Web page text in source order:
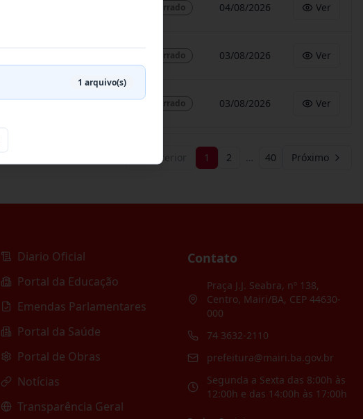
Encerrado 04/08/2026 Ver
Encerrado 03/08/2026 Ver
Encerrado 03/08/2026 Ver
Anterior 1 2 … 40 Próximo
Diario Oficial
Portal da Educação
Emendas Parlamentares
Portal da Saúde
Portal de Obras
Notícias
Transparência Geral
Contato
Praça J.J. Seabra, nº 138,
Centro, Mairi/BA, CEP 44630-
000
74 3632-2110
prefeitura@mairi.ba.gov.br
Segunda a Sexta das 8:00h às
12:00h e das 14:00h às 17:00h
1 arquivo(s)